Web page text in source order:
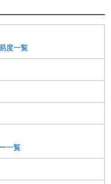
度一覧
一覧